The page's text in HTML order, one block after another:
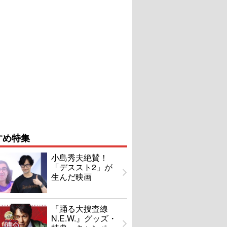
特集
小島秀夫絶賛！
「デススト2」が
生んだ映画
『踊る大捜査線
N.E.W.』グッズ・